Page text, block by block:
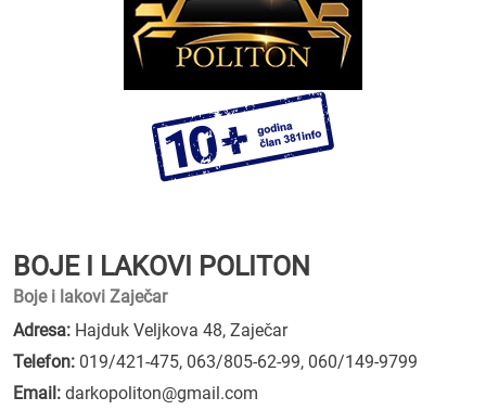
BOJE I LAKOVI POLITON
Boje i lakovi Zaječar
Adresa: Hajduk Veljkova 48, Zaječar
Telefon: 019/421-475, 063/805-62-99, 060/149-9799
Email: darkopoliton@gmail.com